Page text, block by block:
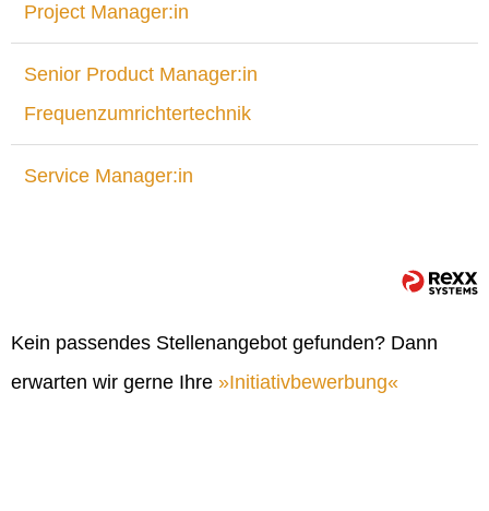
Project Manager:in
Senior Product Manager:in
Frequenzumrichtertechnik
Service Manager:in
Kein passendes Stellenangebot gefunden? Dann
erwarten wir gerne Ihre
Initiativbewerbung